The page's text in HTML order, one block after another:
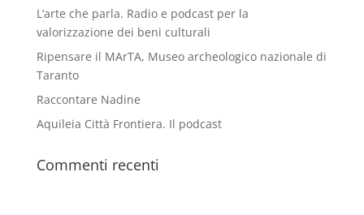
L’arte che parla. Radio e podcast per la
valorizzazione dei beni culturali
Ripensare il MArTA, Museo archeologico nazionale di
Taranto
Raccontare Nadine
Aquileia Città Frontiera. Il podcast
Commenti recenti